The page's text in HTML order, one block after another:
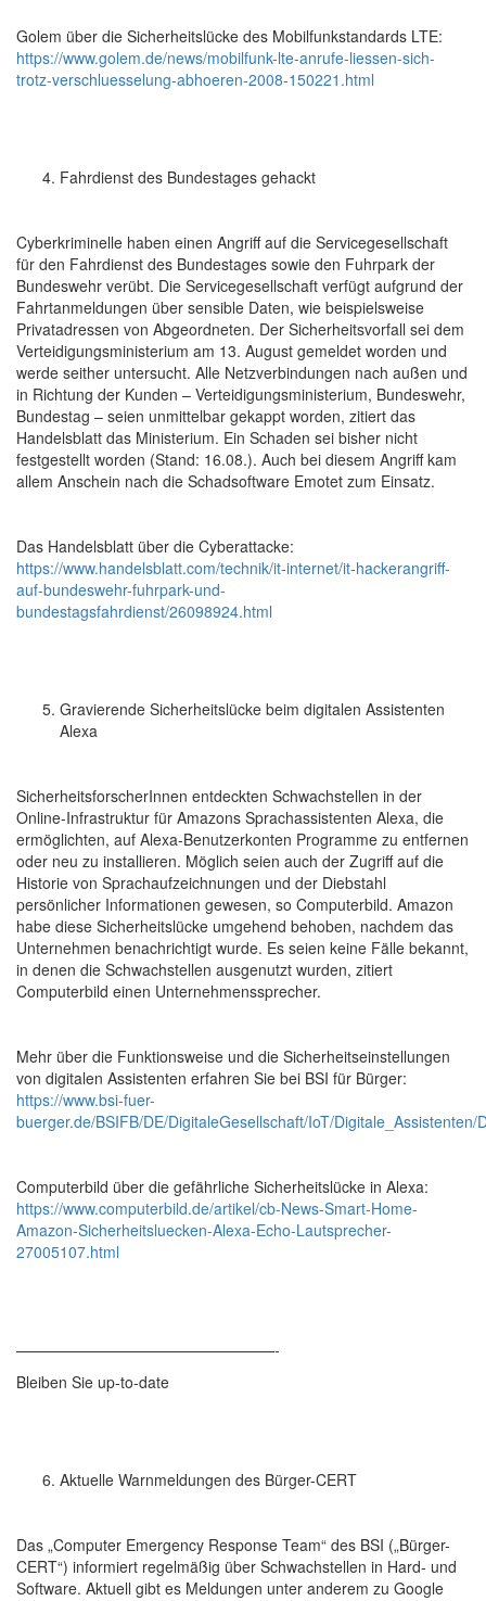
Golem über die Sicherheitslücke des Mobilfunkstandards LTE:
https://www.golem.de/news/mobilfunk-lte-anrufe-liessen-sich-
trotz-verschluesselung-abhoeren-2008-150221.html
Fahrdienst des Bundestages gehackt
Cyberkriminelle haben einen Angriff auf die Servicegesellschaft
für den Fahrdienst des Bundestages sowie den Fuhrpark der
Bundeswehr verübt. Die Servicegesellschaft verfügt aufgrund der
Fahrtanmeldungen über sensible Daten, wie beispielsweise
Privatadressen von Abgeordneten. Der Sicherheitsvorfall sei dem
Verteidigungsministerium am 13. August gemeldet worden und
werde seither untersucht. Alle Netzverbindungen nach außen und
in Richtung der Kunden – Verteidigungsministerium, Bundeswehr,
Bundestag – seien unmittelbar gekappt worden, zitiert das
Handelsblatt das Ministerium. Ein Schaden sei bisher nicht
festgestellt worden (Stand: 16.08.). Auch bei diesem Angriff kam
allem Anschein nach die Schadsoftware Emotet zum Einsatz.
Das Handelsblatt über die Cyberattacke:
https://www.handelsblatt.com/technik/it-internet/it-hackerangriff-
auf-bundeswehr-fuhrpark-und-
bundestagsfahrdienst/26098924.html
Gravierende Sicherheitslücke beim digitalen Assistenten
Alexa
SicherheitsforscherInnen entdeckten Schwachstellen in der
Online-Infrastruktur für Amazons Sprachassistenten Alexa, die
ermöglichten, auf Alexa-Benutzerkonten Programme zu entfernen
oder neu zu installieren. Möglich seien auch der Zugriff auf die
Historie von Sprachaufzeichnungen und der Diebstahl
persönlicher Informationen gewesen, so Computerbild. Amazon
habe diese Sicherheitslücke umgehend behoben, nachdem das
Unternehmen benachrichtigt wurde. Es seien keine Fälle bekannt,
in denen die Schwachstellen ausgenutzt wurden, zitiert
Computerbild einen Unternehmenssprecher.
Mehr über die Funktionsweise und die Sicherheitseinstellungen
von digitalen Assistenten erfahren Sie bei BSI für Bürger:
https://www.bsi-fuer-
buerger.de/BSIFB/DE/DigitaleGesellschaft/IoT/Digitale_Assistenten/
Computerbild über die gefährliche Sicherheitslücke in Alexa:
https://www.computerbild.de/artikel/cb-News-Smart-Home-
Amazon-Sicherheitsluecken-Alexa-Echo-Lautsprecher-
27005107.html
—————————————————-
Bleiben Sie up-to-date
Aktuelle Warnmeldungen des Bürger-CERT
Das „Computer Emergency Response Team“ des BSI („Bürger-
CERT“) informiert regelmäßig über Schwachstellen in Hard- und
Software. Aktuell gibt es Meldungen unter anderem zu Google